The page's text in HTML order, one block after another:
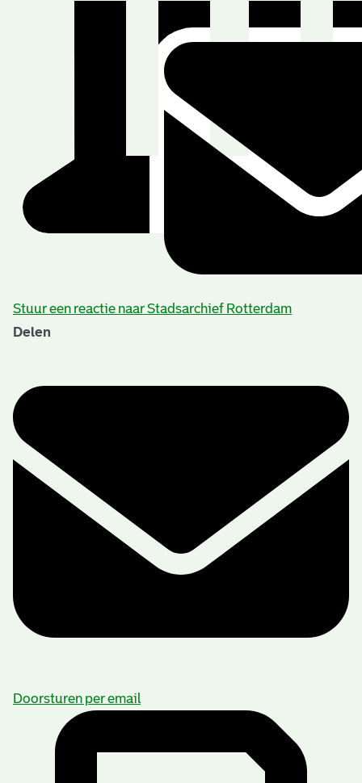
Stuur een reactie naar Stadsarchief Rotterdam
Delen
Doorsturen per email